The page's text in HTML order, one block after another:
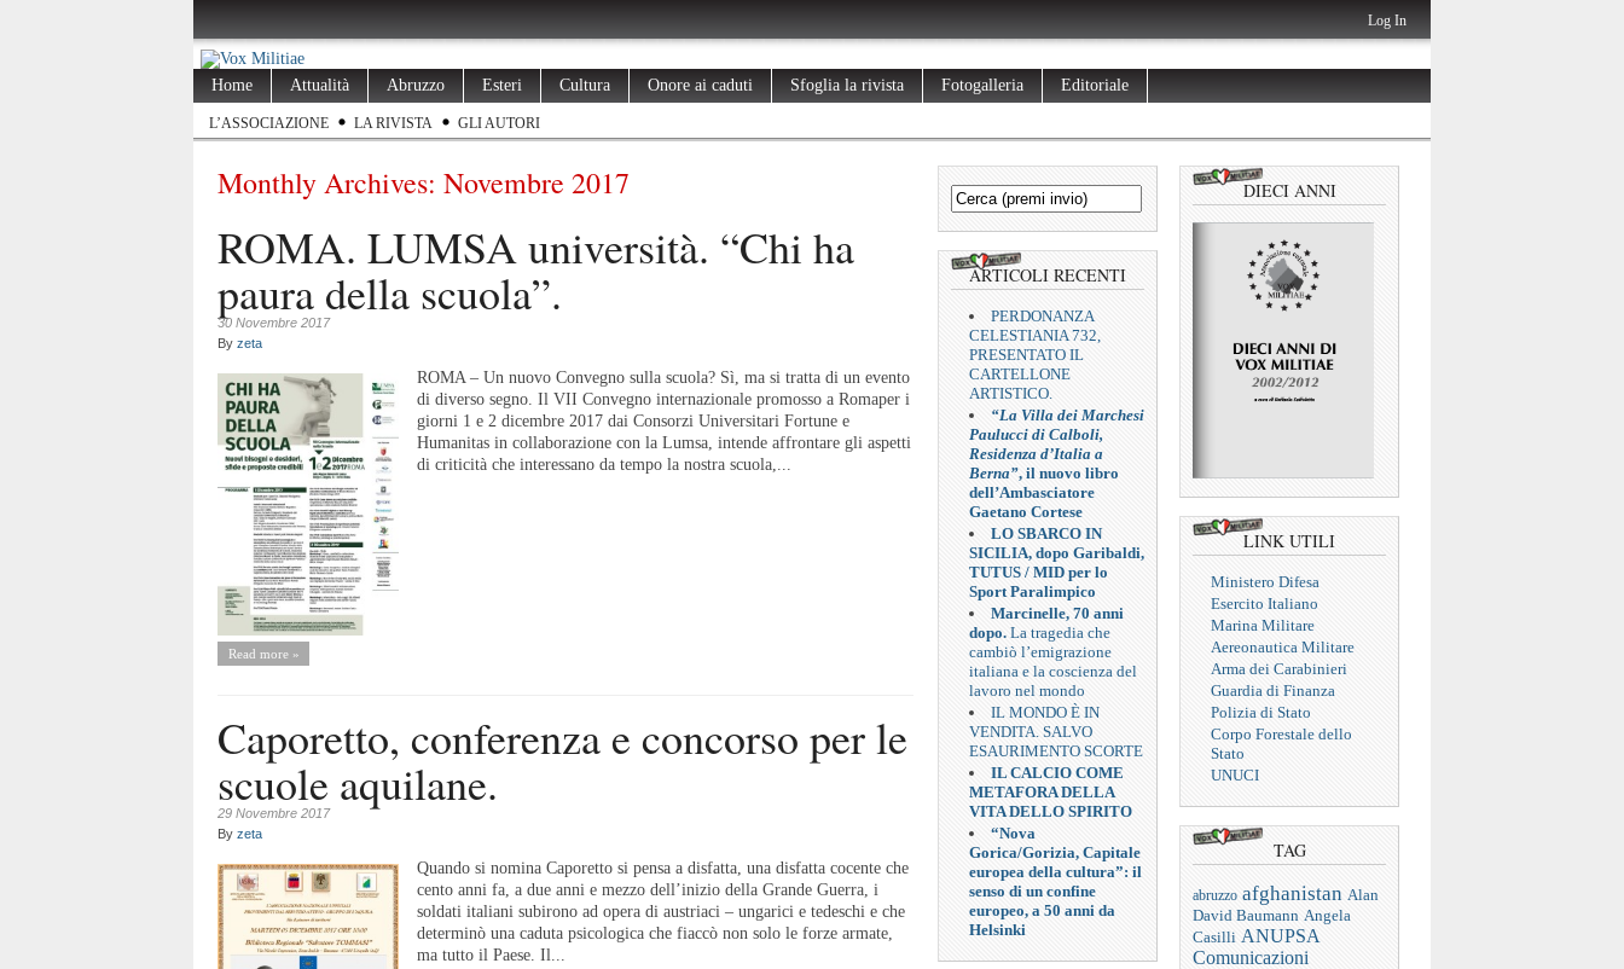
Log In
Home Attualità Abruzzo Esteri Cultura Onore ai caduti Sfoglia la rivista Fotogalleria Editoriale
L’ASSOCIAZIONE LA RIVISTA GLI AUTORI
Monthly Archives: Novembre 2017
ROMA. LUMSA università. “Chi ha
paura della scuola”.
30 Novembre 2017
By zeta
ROMA – Un nuovo Convegno sulla scuola? Sì, ma si tratta di un evento
di diverso segno. Il VII Convegno internazionale promosso a Romaper i
giorni 1 e 2 dicembre 2017 dai Consorzi Universitari Fortune e
Humanitas in collaborazione con la Lumsa, intende affrontare gli aspetti
di criticità che interessano da tempo la nostra scuola,...
Read more »
Caporetto, conferenza e concorso per le
scuole aquilane.
29 Novembre 2017
By zeta
Quando si nomina Caporetto si pensa a disfatta, una disfatta cocente che
cento anni fa, a due anni e mezzo dell’inizio della Grande Guerra, i
soldati italiani subirono ad opera di austriaci – ungarici e tedeschi e che
determinò una caduta psicologica che fiaccò non solo le forze armate,
ma tutto il Paese. Il...
ARTICOLI RECENTI
PERDONANZA
CELESTIANIA 732,
PRESENTATO IL
CARTELLONE
ARTISTICO.
“La Villa dei Marchesi
Paulucci di Calboli,
Residenza d’Italia a
Berna”, il nuovo libro
dell’Ambasciatore
Gaetano Cortese
LO SBARCO IN
SICILIA, dopo Garibaldi,
TUTUS / MID per lo
Sport Paralimpico
Marcinelle, 70 anni
dopo. La tragedia che
cambiò l’emigrazione
italiana e la coscienza del
lavoro nel mondo
IL MONDO È IN
VENDITA. SALVO
ESAURIMENTO SCORTE
IL CALCIO COME
METAFORA DELLA
VITA DELLO SPIRITO
“Nova
Gorica/Gorizia, Capitale
europea della cultura”: il
senso di un confine
europeo, a 50 anni da
Helsinki
DIECI ANNI
LINK UTILI
Ministero Difesa
Esercito Italiano
Marina Militare
Aereonautica Militare
Arma dei Carabinieri
Guardia di Finanza
Polizia di Stato
Corpo Forestale dello
Stato
UNUCI
TAG
abruzzo afghanistan Alan
David Baumann Angela
Casilli ANUPSA
Comunicazioni